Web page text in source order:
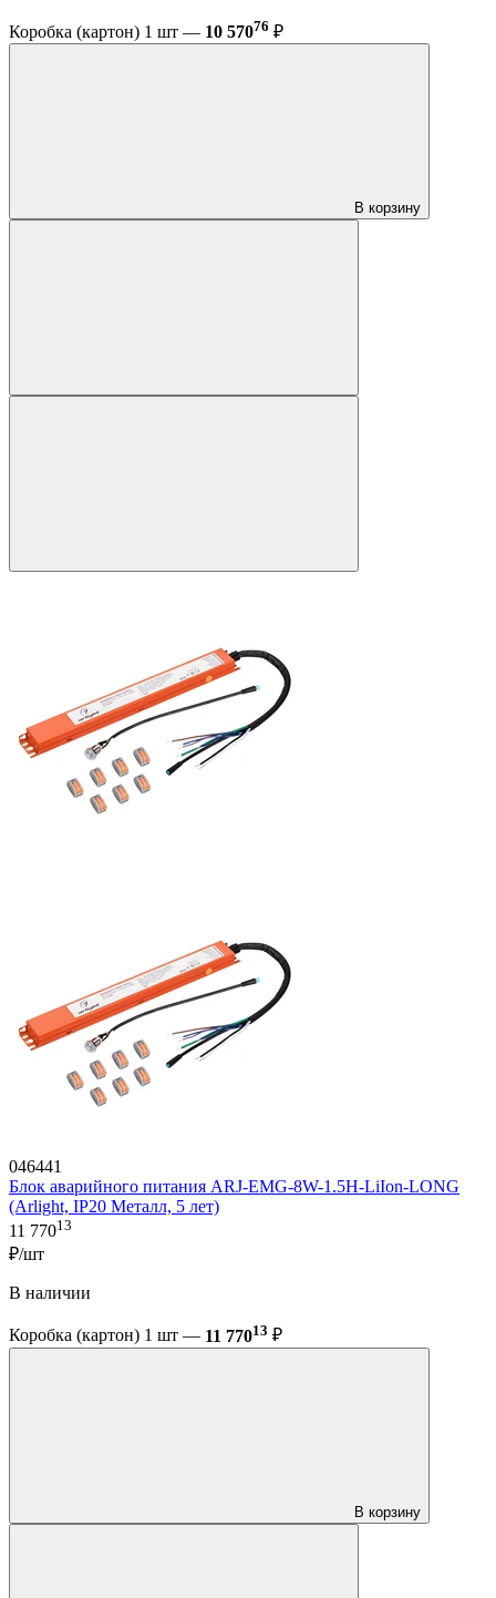
Коробка (картон) 1 шт — 10 57076 ₽
В корзину
046441
Блок аварийного питания ARJ-EMG-8W-1.5H-LiIon-LONG
(Arlight, IP20 Металл, 5 лет)
11 77013
₽/шт
В наличии
Коробка (картон) 1 шт — 11 77013 ₽
В корзину